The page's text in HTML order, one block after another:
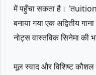
में पहुँचा सकता है। 'तuition
बनाया गया एक अद्वितीय
नोट्स वास्तविक सिनेमा की
मूल स्वाद और विशिष्ट कौशल